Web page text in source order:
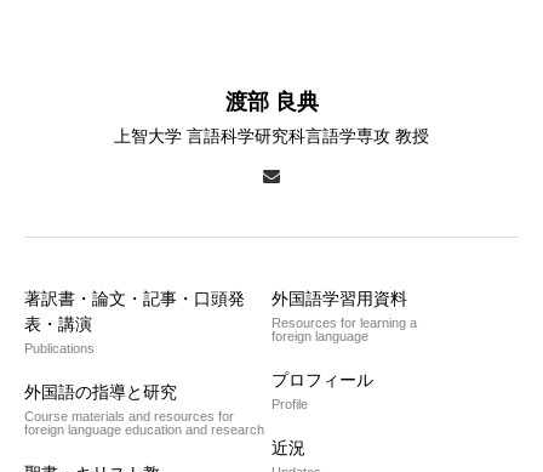
渡部 良典
上智大学 言語科学研究科言語学専攻 教授
著訳書・論文・記事・口頭発
表・講演
Publications
外国語の指導と研究
Course materials and resources for
foreign language education and research
外国語学習用資料
Resources for learning a
foreign language
プロフィール
Profile
近況